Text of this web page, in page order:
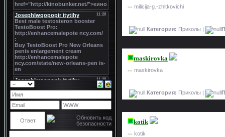
>> milicija-g.-zhitkovichi
Категория: Приколы |
maskirovka
>> maskirovka
Категория: Приколы |
kotik
>> kotik